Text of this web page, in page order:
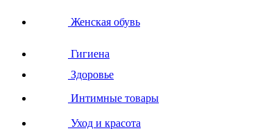
Женская обувь
Гигиена
Здоровье
Интимные товары
Уход и красота